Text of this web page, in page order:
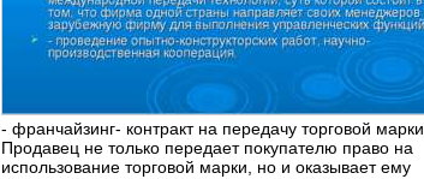
- франчайзинг- контракт на передачу торговой
Продавец не только передает покупателю право на
использование торговой марки, но и оказывает ему